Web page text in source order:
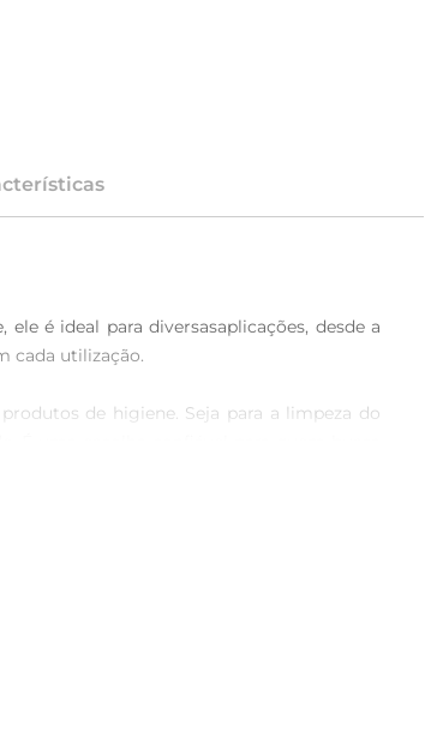
é ideal para diversasaplicações, desde a
cada utilização.
de higiene. Seja para a limpeza do